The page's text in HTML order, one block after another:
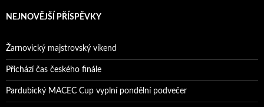
NEJNOVĚJŠÍ PŘÍSPĚVKY
Žarnovický majstrovský víkend
Přichází čas českého finále
Pardubický MACEC Cup vyplní pondělní podvečer